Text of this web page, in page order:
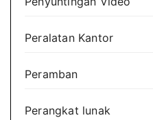
Peralatan Kantor
Peramban
Perangkat lunak